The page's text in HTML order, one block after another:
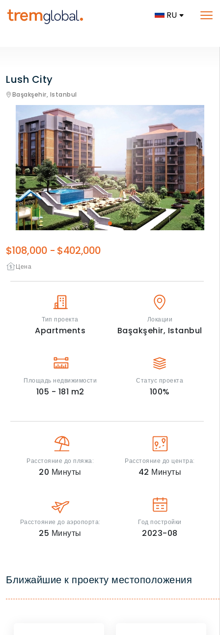
RU
Lush City
Başakşehir, Istanbul
Цена
$108,000 - $402,000
Тип проекта
Apartments
Локации
Başakşehir, Istanbul
Площадь недвижимости
105 - 181 m2
Статус проекта
100%
Расстояние до пляжа:
20 Минуты
Расстояние до центра:
42 Минуты
Расстояние до аэропорта:
25 Минуты
Год постройки
2023-08
Ближайшие к проекту местоположения